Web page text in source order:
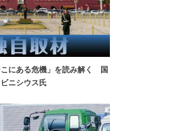
こにある危機」を読み解く 国
ニシウス氏